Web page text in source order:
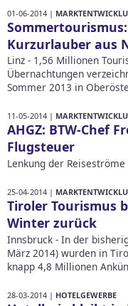
01-06-2014 |
Kurzurlauber aus
Linz - 1,56 Millionen
Übernachtungen
Sommer 2013 in
11-05-2014 |
AHGZ: BTW-Chef
Flugsteuer
Lenkung der
25-04-2014 |
Tiroler Tourismus
Winter zurück
Innsbruck - In der
März 2014) wurden in
knapp 4,8 Millionen
28-03-2014 | HOTELGEWERBE